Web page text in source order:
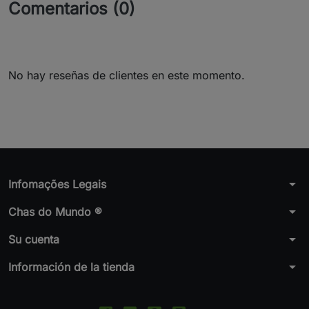
Comentarios (0)
No hay reseñas de clientes en este momento.
Infomações Legais arrow_drop_down
Chas do Mundo ® arrow_drop_down
Su cuenta arrow_drop_down
Información de la tienda arrow_drop_down